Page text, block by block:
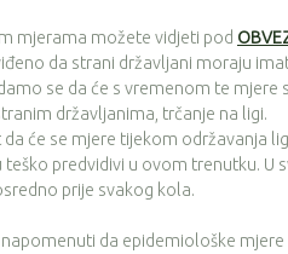
možete vidjeti pod
da strani državljani moraju
se da će s vremenom te
državljanima, trčanje na ligi.
se mjere tijekom održavanja
teško predvidivi u ovom trenutku.
prije svakog kola.
da epidemiološke mjere